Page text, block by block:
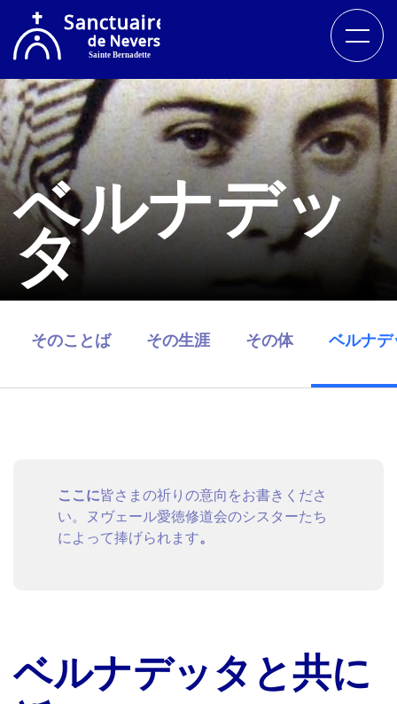
ベルナデッ
タ
そのことば その生涯 その体 ベルナデ
ベルナデッタと共に
ここに皆さまの祈りの意向をお書きくださ
い。ヌヴェール愛徳修道会のシスターたち
によって捧げられます。